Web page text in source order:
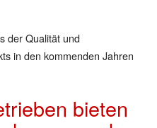
der Qualität und
in den kommenden Jahren
bieten